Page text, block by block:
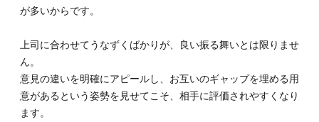
が多いからです。
上司に合わせてうなずくばかりが、良い振る舞いとは限りませ
ん。
意見の違いを明確にアピールし、お互いのギャップを埋める用
意があるという姿勢を見せてこそ、相手に評価されやすくなり
ます。